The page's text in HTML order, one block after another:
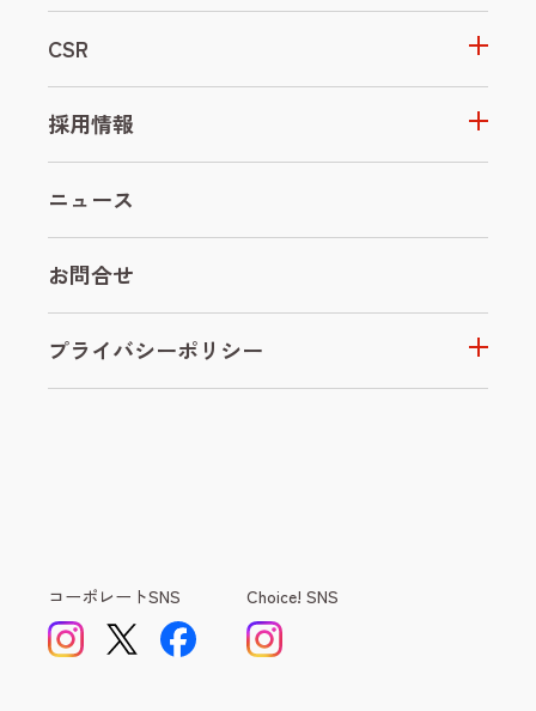
CSR
採用情報
ニュース
お問合せ
プライバシーポリシー
コーポレートSNS Choice! SNS